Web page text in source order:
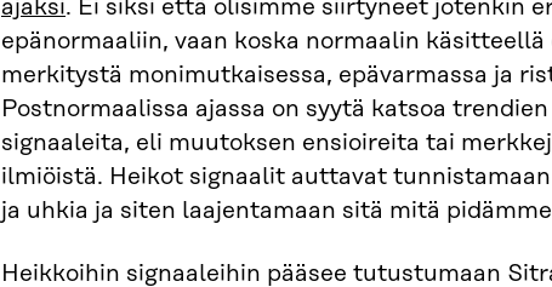
ajaksi. Ei siksi että olisimme siirtyneet jotenkin
epänormaaliin, vaan koska normaalin käsitteellä
merkitystä monimutkaisessa, epävarmassa ja
Postnormaalissa ajassa on syytä katsoa
signaaleita, eli muutoksen ensioireita tai
ilmiöistä. Heikot signaalit auttavat
ja uhkia ja siten laajentamaan sitä mitä
Heikkoihin signaaleihin pääsee tutustumaan